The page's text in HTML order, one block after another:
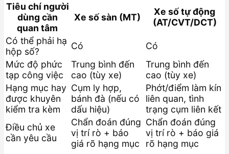
Tiêu chí người
dùng cần
quan tâm
Xe số sàn (MT)
Xe số tự động
(AT/CVT/DCT)
Có thể phải hạ
hộp số?
Có
Có
Mức độ phức
tạp công việc
Trung bình đến
cao (tùy xe)
Trung bình đến
cao (tùy xe)
Hạng mục hay
được khuyên
kiểm tra kèm
Cụm ly hợp,
bánh đà (nếu có
dấu hiệu)
Phớt/điểm làm kín
liên quan, tình
trạng cụm liên kết
Điều chủ xe
cần yêu cầu
Chẩn đoán đúng
vị trí rò + báo
giá rõ hạng mục
Chẩn đoán đúng
vị trí rò + báo giá
rõ hạng mục